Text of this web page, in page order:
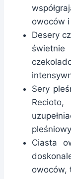
owoców
Desery
Sery
Ciasta
owoców,